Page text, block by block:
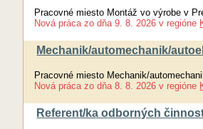
Pracovné miesto Montáž vo výrobe v
Nová práca zo dňa 9. 8. 2026 v regióne
Mechanik/automechanik/
Pracovné miesto Mechanik/
Nová práca zo dňa 8. 8. 2026 v regióne
Referent/ka odborných